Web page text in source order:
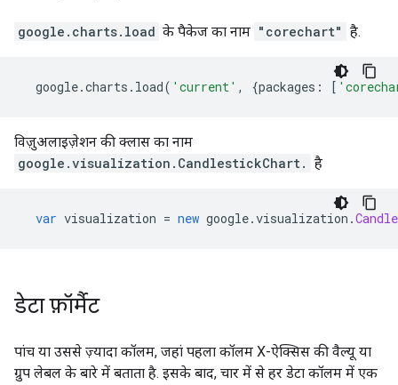
google.charts.load के पैकेज का नाम "corechart" है.
google.charts . load( 'current' , {packages : [
विज़ुअलाइज़ेशन की क्लास का नाम
google.visualization. CandlestickChart. है
var visualization = new google.visualization .
डेटा फ़ॉर्मैट
पांच या उससे ज़्यादा कॉलम, जहां पहला कॉलम X-ऐक्सिस की वैल्यू या
ग्रुप लेबल के बारे में बताता है. इसके बाद, चार में से हर डेटा कॉलम में एक